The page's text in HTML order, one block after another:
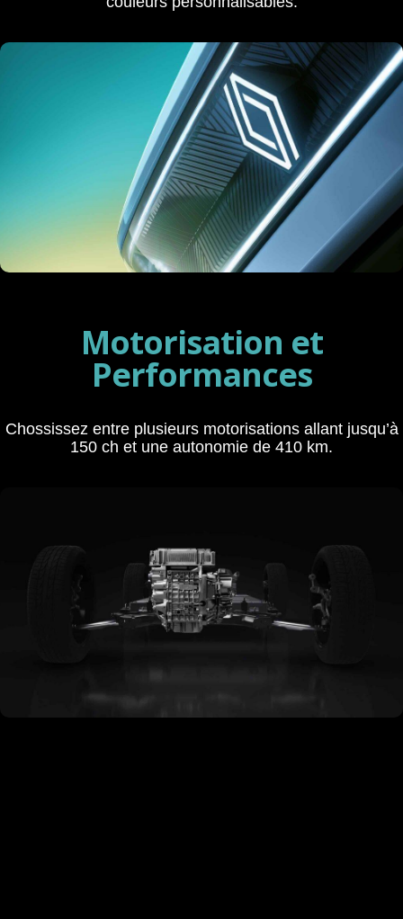
Votre Renault 4, à votre manière
Plus d'information ici
Motorisation et
Performances
Chossissez entre plusieurs motorisations allant jusqu’à
150 ch et une autonomie de 410 km.
Motorisation et Performances
Plus d'information ici